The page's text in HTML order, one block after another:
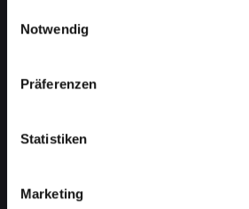
Notwendig
Präferenzen
Statistiken
Marketing
Beschädigtes
Ihrem IPHONE-
Jetzt
Ein beschädigtes Backcover
13 kann mehr als nur ein
vor Schäden und Staub.